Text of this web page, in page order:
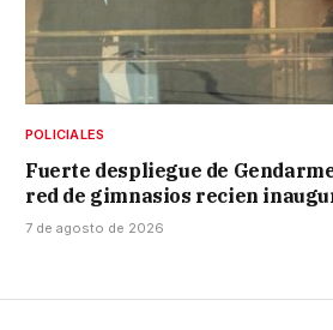
POLICIALES
Fuerte despliegue de
red de gimnasios recien
7 de agosto de 2026